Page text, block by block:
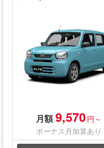
月額 9,570 円～
ボーナス月加算あり